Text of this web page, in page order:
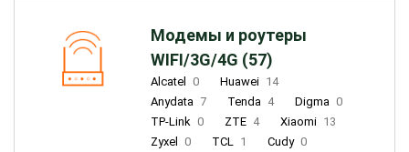
Модемы и роутеры
WIFI/3G/4G (57)
Alcatel 0 Huawei 14
Anydata 7 Tenda 4 Digma 0
TP-Link 0 ZTE 4 Xiaomi 13
Zyxel
0 TCL 1 Cudy 0